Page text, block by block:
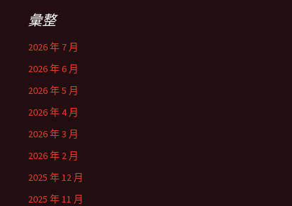
彙整
2026 年 7 月
2026 年 6 月
2026 年 5 月
2026 年 4 月
2026 年 3 月
2026 年 2 月
2025 年 12 月
2025 年 11 月